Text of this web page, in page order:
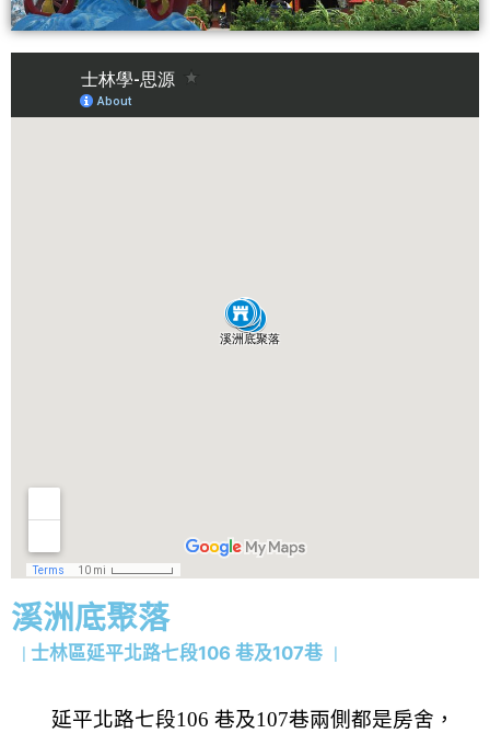
溪洲底聚落
士林區延平北路七段106 巷及107巷
延平北路七段106巷及107巷兩側都是房舍，